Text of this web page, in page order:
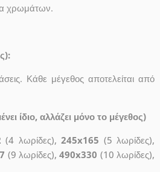
χρωμάτων.
Κάθε μέγεθος αποτελείται από
ίδιο, αλλάζει μόνο το μέγεθος)
(4 λωρίδες),245x165 (5 λωρίδες),
(9 λωρίδες),490x330 (10 λωρίδες),